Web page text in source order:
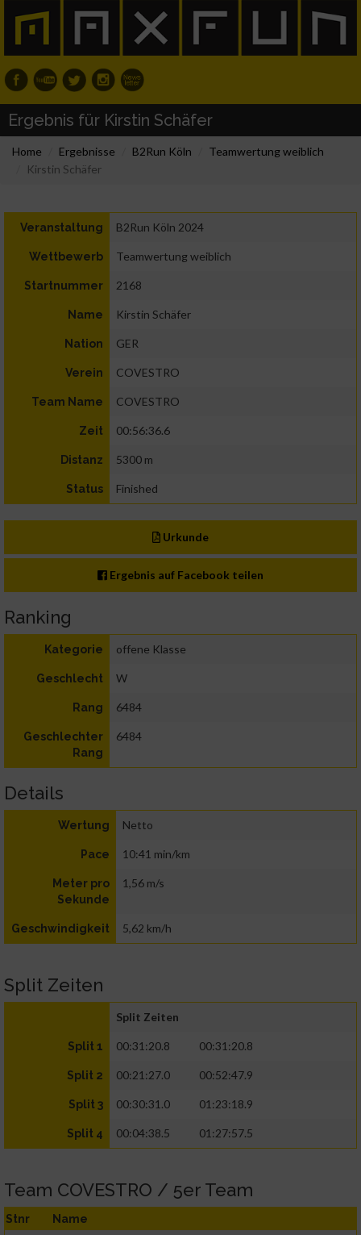
Ergebnis für Kirstin Schäfer
Home Ergebnisse B2Run Köln
Teamwertung weiblich
Kirstin Schäfer
Veranstaltung B2Run Köln 2024
Wettbewerb Teamwertung weiblich
Startnummer 2168
Name Kirstin Schäfer
Nation GER
Verein COVESTRO
Team Name COVESTRO
Zeit 00:56:36.6
Distanz 5300 m
Status Finished
Urkunde
Ergebnis auf Facebook teilen
Ranking
Kategorie offene Klasse
Geschlecht W
Rang 6484
Geschlechter
Rang
6484
Details
Wertung Netto
Pace 10:41 min/km
Meter pro
Sekunde
1,56 m/s
Geschwindigkeit 5,62 km/h
Split Zeiten
Split Zeiten
Split 1 00:31:20.8 00:31:20.8
Split 2 00:21:27.0 00:52:47.9
Split 3 00:30:31.0 01:23:18.9
Split 4 00:04:38.5 01:27:57.5
Team COVESTRO / 5er Team
Stnr Name